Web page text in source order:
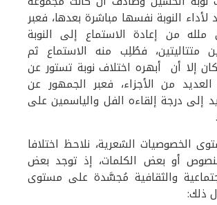
النوبة نفسها مباشرة بعدها، فعبر
ملله من إعادة الاستماع إلى النوبة
متتاليتين، فطُلِب منه الاستماع ثم
إلا أن أبهره اختلاف نوبة تستور عن
من الأجزاء، فعبر الجمهور عن
إلى درجة إلقاءه الفل والياسمين على
الخصوصيات الشعرية، نلاحظ اختلافا
أو بعض الكلمات، إذ توجد بعض
والثقافية مُجسَّدة على مستوى
ذلك: